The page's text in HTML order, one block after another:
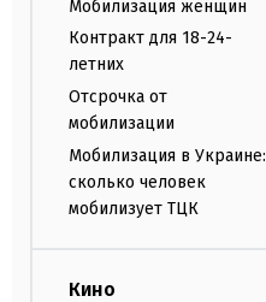
Мобилизация женщин
Контракт для 18-24-
летних
Отсрочка от
мобилизации
Мобилизация в Украине:
сколько человек
мобилизует ТЦК
Кино